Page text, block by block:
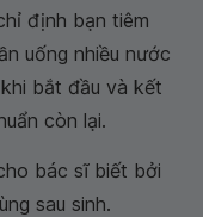
định bạn tiêm
uống nhiều nước
bắt đầu và kết
còn lại.
bác sĩ biết bởi
sau sinh.